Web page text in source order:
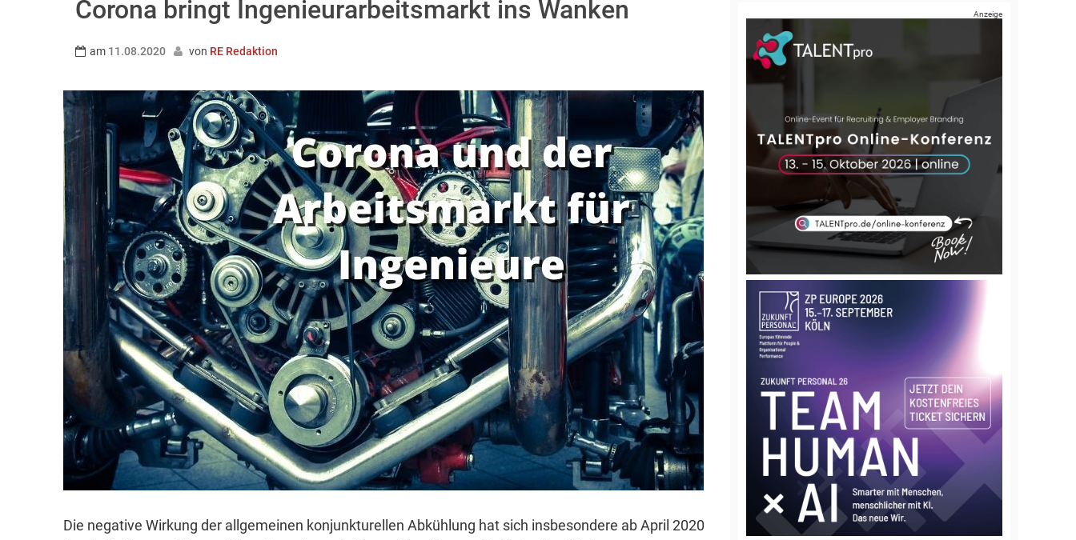
Corona bringt Ingenieurarbeitsmarkt ins Wanken
am 11.08.2020 von RE Redaktion
Die negative Wirkung der allgemeinen konjunkturellen Abkühlung hat sich insbesondere ab April 2020
Anzeige